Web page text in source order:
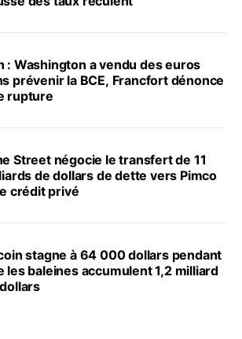
: Washington a vendu des euros
prévenir la BCE, Francfort dénonce
rupture
Street négocie le transfert de 11
de dollars de dette vers Pimco
crédit privé
stagne à 64 000 dollars pendant
les baleines accumulent 1,2 milliard